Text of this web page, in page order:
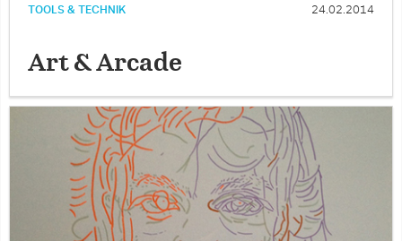
TOOLS & TECHNIK 24.02.2014
Art & Arcade